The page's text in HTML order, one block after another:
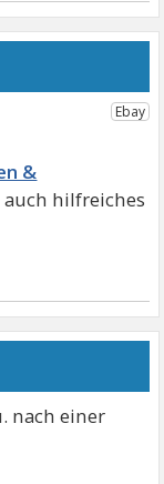
&
nach einer